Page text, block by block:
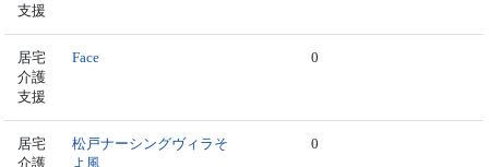
支援
居宅
介護
支援
Face 0
居宅
介護
松戸ナーシングヴィラそ
よ風
0